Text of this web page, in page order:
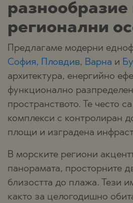
разнообразие
регионални
Предлагаме модерни
София, Пловдив, Варна и
архитектура, енергийно
функционално
пространството. Те често
комплекси с контролиран
площи и изградена
В морските региони
панорамата, просторните
близостта до плажа. Тези
както за целогодишно